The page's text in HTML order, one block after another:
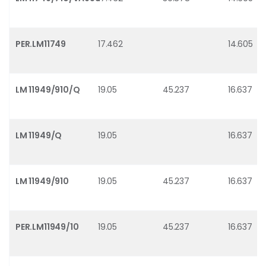
PER.LM11749 17.462 14.605
LM 11949/910/Q 19.05 45.237 16.637
LM 11949/Q 19.05 16.637
LM 11949/910 19.05 45.237 16.637
PER.LM11949/10 19.05 45.237 16.637